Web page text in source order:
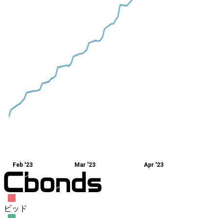
Feb '23 Mar '23 Apr '23
ビッド